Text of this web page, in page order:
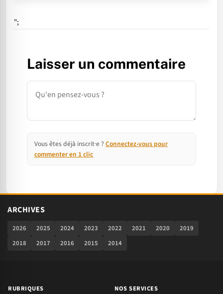
";
Laisser un commentaire
Commentaire
Vous êtes déjà inscrit·e ? Connectez-vous pour
commenter en 1 clic
ARCHIVES
2026 2025 2024 2023 2022 2021 2020
2019
2018
2017 2016 2015 2014
RUBRIQUES
NOS SERVICES